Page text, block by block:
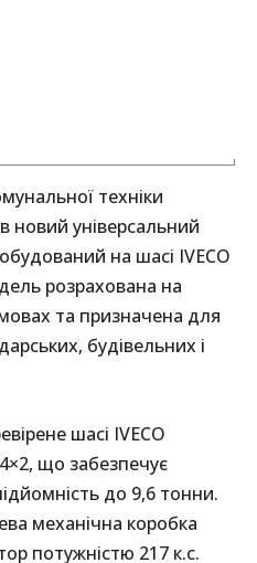
техніки
новий універсальний
на шасі IVECO
розрахована на
та призначена для
будівельних і
шасі IVECO
4×2, що забезпечує
до 9,6 тонни.
механічна коробка
потужністю 217 к.с.